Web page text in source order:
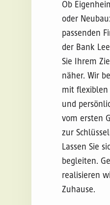
Ob
oder
passenden
der Bank
Sie Ihrem
näher. Wir
mit flexiblen
und
vom ersten
zur
Lassen Sie
begleiten.
realisieren
Zuhause.